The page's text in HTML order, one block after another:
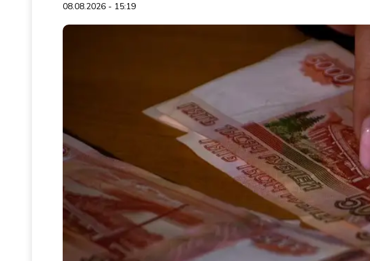
08.08.2026 - 15:19